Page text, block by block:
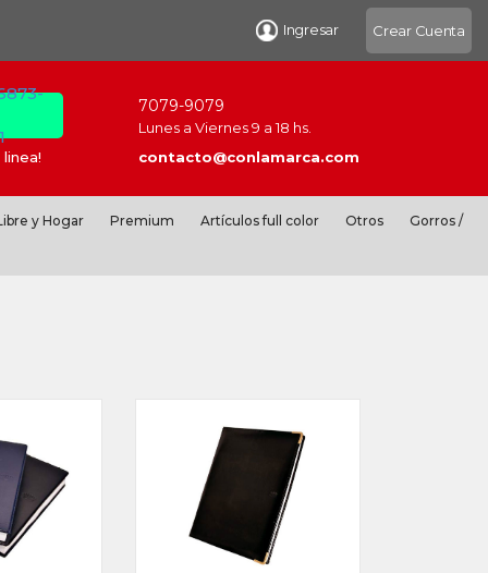
Ingresar Crear Cuenta
7079-9079
Lunes a Viernes 9 a 18 hs.
contacto@conlamarca.com
y Hogar Premium Artículos full color Otros Gorros /